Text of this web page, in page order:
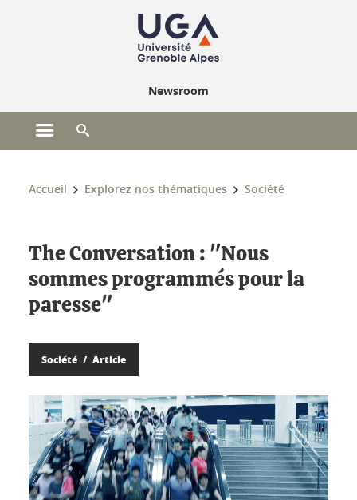
Newsroom
Ouvrir le menu principal
Vous êtes ici :
Accueil Explorez nos thématiques Société
The Conversation : "Nous
sommes programmés pour la
paresse"
Société Article